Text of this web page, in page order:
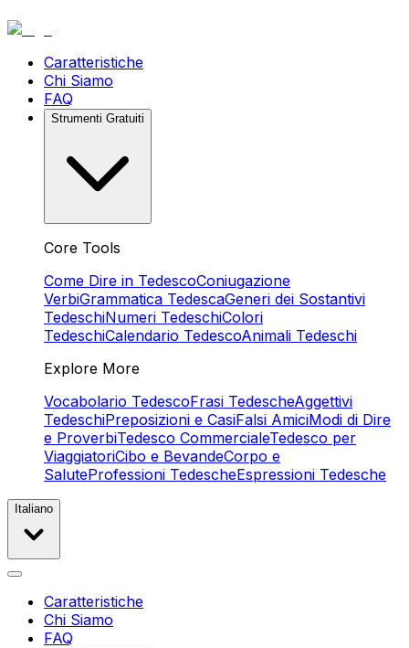
Caratteristiche
Chi Siamo
FAQ
Strumenti Gratuiti
Core Tools
Come Dire in TedescoConiugazione
VerbiGrammatica TedescaGeneri dei Sostantivi
TedeschiNumeri TedeschiColori
TedeschiCalendario TedescoAnimali Tedeschi
Explore More
Vocabolario TedescoFrasi TedescheAggettivi
TedeschiPreposizioni e CasiFalsi AmiciModi di Dire
e ProverbiTedesco CommercialeTedesco per
ViaggiatoriCibo e BevandeCorpo e
SaluteProfessioni TedescheEspressioni Tedesche
Italiano
Caratteristiche
Chi Siamo
FAQ